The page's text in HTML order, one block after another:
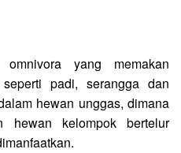
yang memakan
seperti padi, serangga dan
hewan unggas, dimana
hewan kelompok bertelur